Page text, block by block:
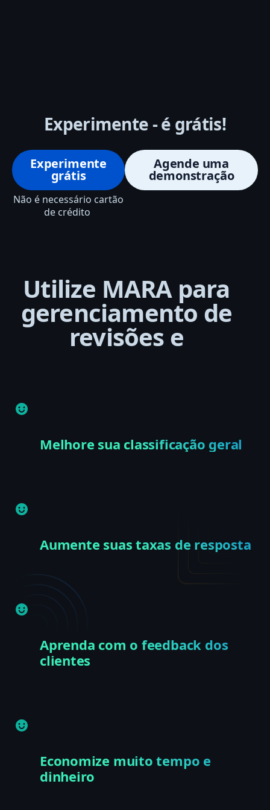
Experimente - é grátis!
Experimente
grátis
Não é necessário cartão
de crédito
Agende uma
demonstração
Utilize MARA para
gerenciamento de
revisões e
Melhore sua classificação geral
Aumente suas taxas de resposta
Aprenda com o feedback dos
clientes
Economize muito tempo e
dinheiro